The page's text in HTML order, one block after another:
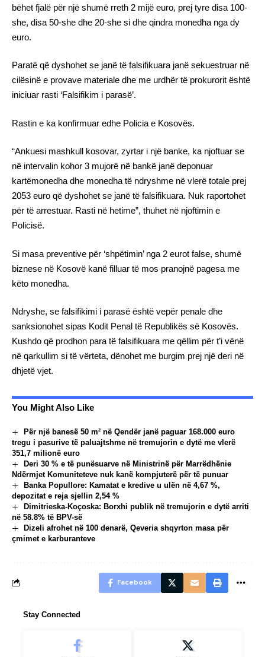
bëhet fjalë për një shumë rreth 2 mijë euro, prej tyre disa 100-
she, disa 50-she dhe 20-she si dhe qindra monedha nga dy
euro.
Paratë që dyshohet se janë të falsifikuara janë sekuestruar në
cilësinë e provave materiale dhe me urdhër të prokurorit është
iniciuar rasti ‘Falsifikim i parasë’.
Rastin e ka konfirmuar edhe Policia e Kosovës.
“Ankuesi mashkull kosovar, zyrtar i një banke, ka njoftuar se
në intervalin kohor 3 mujorë në bankë janë deponuar
kartëmonedha dhe monedha të ndryshme në vlerë totale prej
2053 euro që dyshohet se janë të falsifikuara. Nuk raportohet
për të arrestuar. Rasti në hetime”, thuhet në njoftimin e
Policisë.
Si masa preventive për ‘shpëtimin’ nga 2 eurot false, shumë
biznese në Kosovë kanë filluar të mos pranojnë pagesa me
këto monedha.
Ndryshe, se falsifikimi i parasë është vepër penale dhe
sanksionohet sipas Kodit Penal të Republikës së Kosovës.
Kushdo që prodhon para të falsifikuara me qëllim për t’i vënë
në qarkullim si të vërteta, dënohet me burgim prej një deri në
dhjetë vjet.
You Might Also Like
Për një banesë 50 m² në Qendër janë paguar 168.000 euro
tregu i pasurive të paluajtshme në tremujorin e dytë me vlerë
351,7 milionë euro
Deri 30 % e të punësuarve në Ministrinë për Marrëdhënie
Ndërmjet Komuniteteve nuk kanë kompjuterë për të punuar
Banka Popullore: Kamatat e kredive u ulën në 4,67 %,
depozitat e reja sjellin 2,54 %
Dimitrieska-Koçoska: Borxhi publik në tremujorin e dytë arriti
në 58.8% të BPV-së
Dizeli afrohet në 100 denarë, Qeveria shqyrton masa për
çmimet e karburanteve
Facebook
Stay Connected